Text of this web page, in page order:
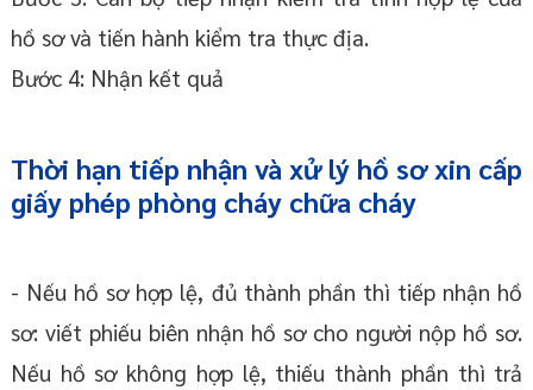
hồ sơ và tiến hành kiểm tra thực địa.
Bước 4: Nhận kết quả
Thời hạn tiếp nhận và xử lý hồ sơ xin cấp
giấy phép phòng cháy chữa cháy
- Nếu hồ sơ hợp lệ, đủ thành phần thì tiếp nhận hồ
sơ: viết phiếu biên nhận hồ sơ cho người nộp hồ sơ.
Nếu hồ sơ không hợp lệ, thiếu thành phần thì trả